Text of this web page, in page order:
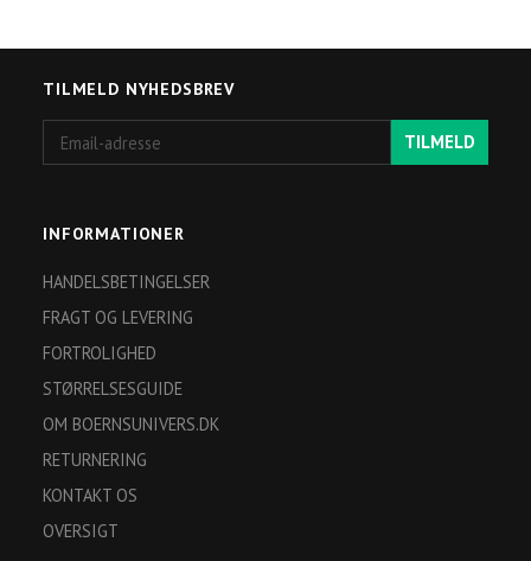
TILMELD NYHEDSBREV
adresse
TILMELD
INFORMATIONER
HANDELSBETINGELSER
FRAGT OG LEVERING
FORTROLIGHED
STØRRELSESGUIDE
OM BOERNSUNIVERS.DK
RETURNERING
KONTAKT OS
OVERSIGT